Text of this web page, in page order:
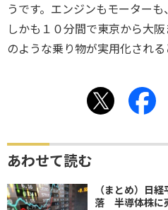
うです。エンジンもモーターも
しかも１０分間で東京から大
のような乗り物が実用化される
あわせて読む
（まとめ）日
落 半導体株に